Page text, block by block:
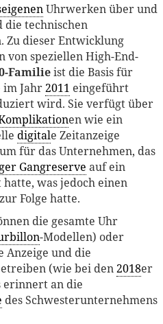
Uhrwerken über und
die technischen
Zu dieser Entwicklung
von speziellen High-End-
Familieist die Basis für
Jahr2011 eingeführt
wird. Sie verfügt über
en wie ein
digitale Zeitanzeige
für das Unternehmen, das
Gangreserve auf ein
hatte, was jedoch einen
zur Folge hatte.
die gesamte Uhr
-Modellen) oder
Anzeige und die
(wie bei den2018er
erinnert an die
des Schwesterunternehmens